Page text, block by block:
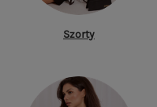
Szorty